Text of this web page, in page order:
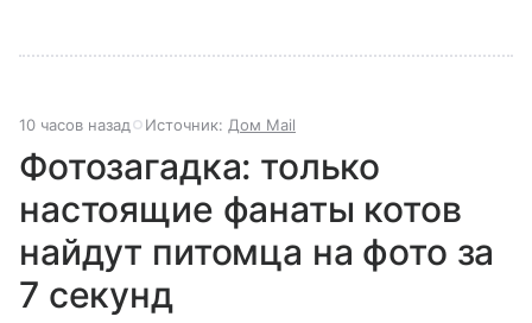
10 часов назад Источник: Дом Mail
Фотозагадка: только
настоящие фанаты котов
найдут питомца на фото за
7 секунд